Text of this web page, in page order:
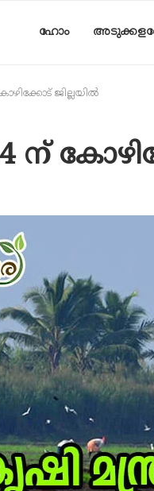
ഹോം
ജില്ലയിൽ
ന്